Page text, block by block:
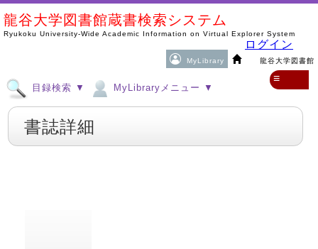
龍谷大学図書館蔵書検索システム
Ryukoku University-Wide Academic Information on Virtual Explorer System
MyLibrary 龍谷大学図書館
ログイン
目録検索 ▼ MyLibraryメニュー ▼
≡
書誌詳細